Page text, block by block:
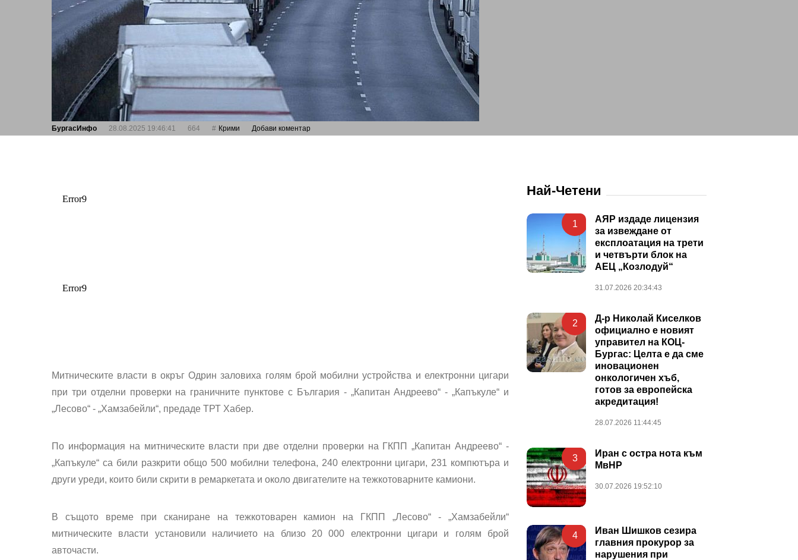
БургасИнфо 28.08.2025 19:46:41 664 Крими Добави коментар
Митническите власти в окръг Одрин заловиха голям брой мобилни устройства и електронни цигари
при три отделни проверки на граничните пунктове с България - „Капитан Андреево“ - „Капъкуле“ и
„Лесово“ - „Хамзабейли“, предаде ТРТ Хабер.
По информация на митническите власти при две отделни проверки на ГКПП „Капитан Андреево“ -
„Капъкуле“ са били разкрити общо 500 мобилни телефона, 240 електронни цигари, 231 компютъра и
други уреди, които били скрити в ремаркетата и около двигателите на тежкотоварните камиони.
В същото време при сканиране на тежкотоварен камион на ГКПП „Лесово“ - „Хамзабейли“
митническите власти установили наличието на близо 20 000 електронни цигари и голям брой
авточасти.
Най-Четени
1
АЯР издаде лицензия
за извеждане от
експлоатация на трети
и четвърти блок на
АЕЦ „Козлодуй“
31.07.2026 20:34:43
2
Д-р Николай Киселков
официално е новият
управител на КОЦ-
Бургас: Целта е да сме
иновационен
онкологичен хъб,
готов за европейска
акредитация!
28.07.2026 11:44:45
3
Иран с остра нота към
МвНР
30.07.2026 19:52:10
4
Иван Шишков сезира
главния прокурор за
нарушения при